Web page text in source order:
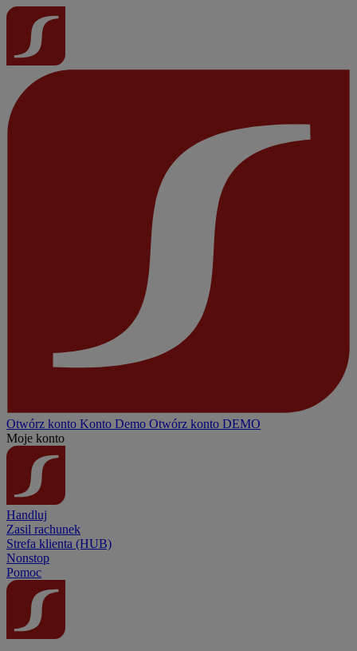
Otwórz konto Konto Demo Otwórz konto DEMO
Moje konto
Handluj
Zasil rachunek
Strefa klienta (HUB)
Nonstop
Pomoc